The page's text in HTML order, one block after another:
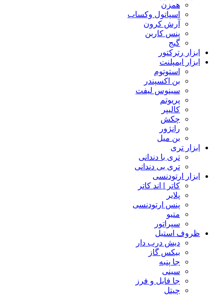
همزن
اسپاتول وکساب
آرش کرون
پنس کاربن
گیج
ابزار رترکتور
ابزار ایمپلنت
استوتوم
بن اکسپندر
سینوس لیفت
پریوتم
کالیپر
چکش
رانژور
بن میل
ابزار تری
تری با دندانی
تری بی دندانی
ابزار ارتودنسی
کاتر | اند کاتر
پلایر
پنس ارتودنسی
متیو
سپراتور
ظروف استیل
دیش درب دار
بیکس گاز
جا پنبه
سینی
جا فایل و فرز
چیتل